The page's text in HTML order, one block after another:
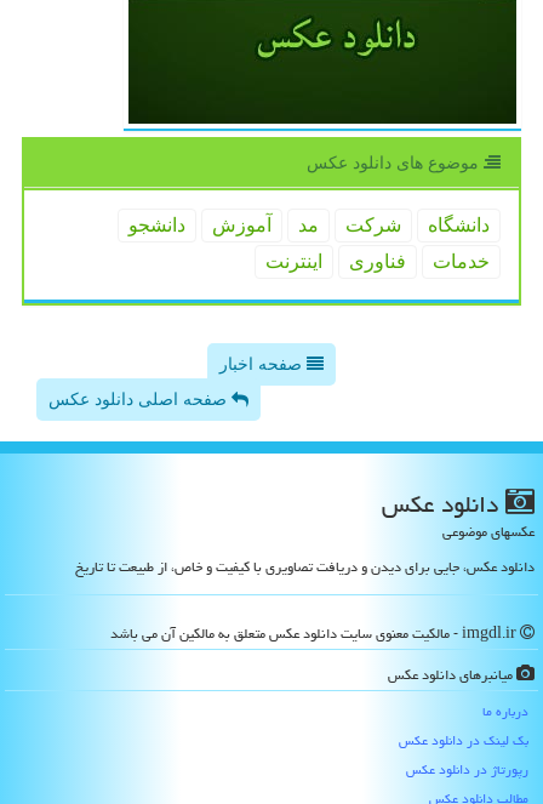
موضوع های دانلود عكس
دانشگاه شركت مد آموزش
دانشجو
خدمات
فناوری اینترنت
صفحه اخبار
صفحه اصلی دانلود عکس
دانلود عكس
عکسهای موضوعی
دانلود عکس، جایی برای دیدن و دریافت تصاویری با کیفیت و خاص، از طبیعت تا تاریخ
میانبرهای دانلود عكس
درباره ما
بک لینک در دانلود عكس
رپورتاژ در دانلود عكس
مطالب دانلود عكس